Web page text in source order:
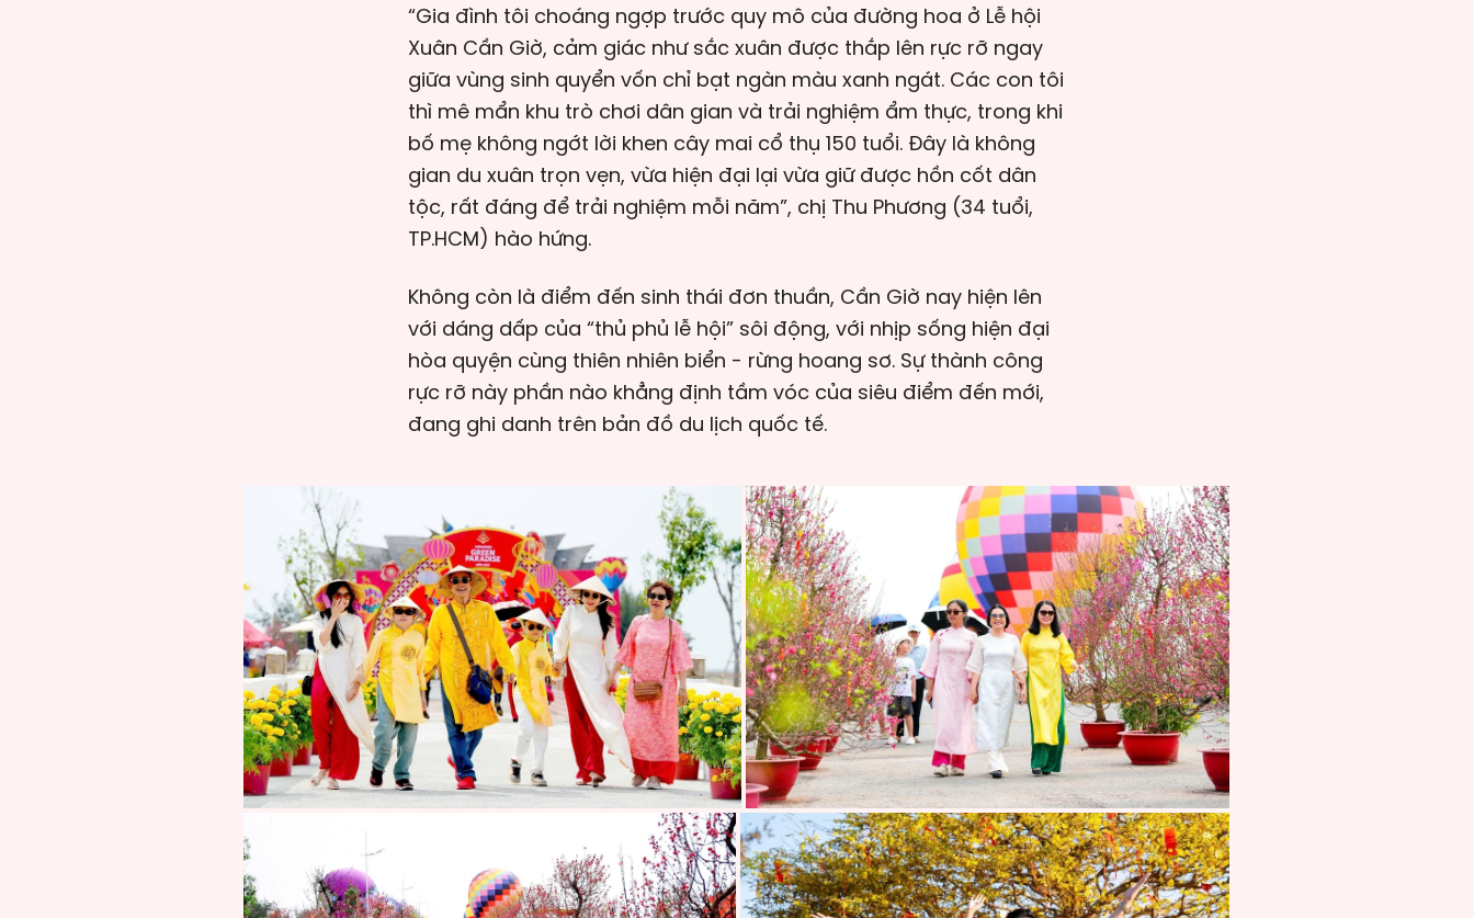
“Gia đình tôi choáng ngợp trước quy mô của đường hoa ở Lễ hội
Xuân Cần Giờ, cảm giác như sắc xuân được thắp lên rực rỡ ngay
giữa vùng sinh quyển vốn chỉ bạt ngàn màu xanh ngát. Các con tôi
thì mê mẩn khu trò chơi dân gian và trải nghiệm ẩm thực, trong khi
bố mẹ không ngớt lời khen cây mai cổ thụ 150 tuổi. Đây là không
gian du xuân trọn vẹn, vừa hiện đại lại vừa giữ được hồn cốt dân
tộc, rất đáng để trải nghiệm mỗi năm”, chị Thu Phương (34 tuổi,
TP.HCM) hào hứng.
Không còn là điểm đến sinh thái đơn thuần, Cần Giờ nay hiện lên
với dáng dấp của “thủ phủ lễ hội” sôi động, với nhịp sống hiện đại
hòa quyện cùng thiên nhiên biển - rừng hoang sơ. Sự thành công
rực rỡ này phần nào khẳng định tầm vóc của siêu điểm đến mới,
đang ghi danh trên bản đồ du lịch quốc tế.